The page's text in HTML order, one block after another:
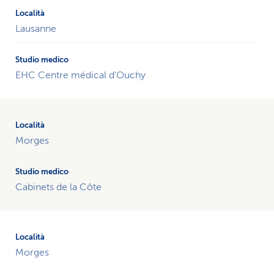
Lausanne
EHC Centre médical d'Ouchy
Morges
Cabinets de la Côte
Morges